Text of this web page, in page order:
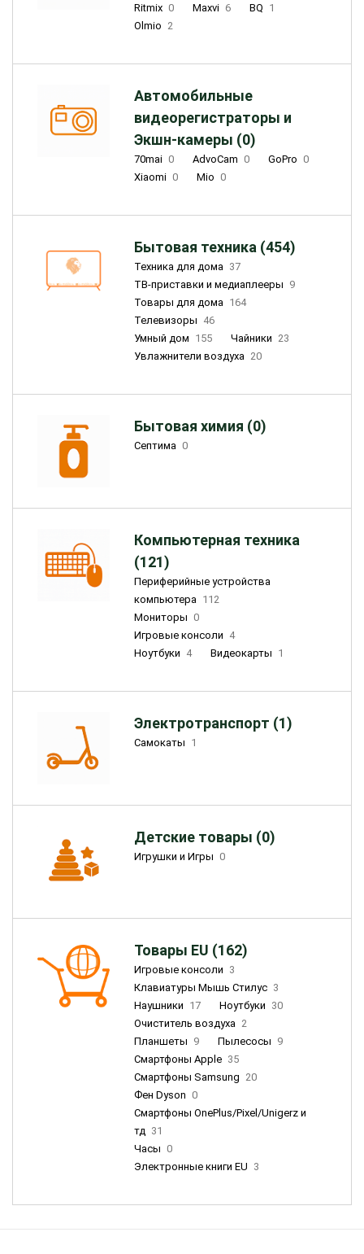
Ritmix 0 Maxvi 6 BQ 1
Olmio 2
Автомобильные
видеорегистраторы и
Экшн-камеры (0)
70mai 0 AdvoCam 0 GoPro 0
Xiaomi 0 Mio 0
Бытовая техника (454)
Техника для дома 37
ТВ-приставки и медиаплееры 9
Товары для дома 164
Телевизоры 46
Умный дом 155 Чайники 23
Увлажнители воздуха 20
Бытовая химия (0)
Септима 0
Компьютерная техника
(121)
Периферийные устройства
компьютера 112
Мониторы 0
Игровые консоли 4
Ноутбуки 4 Видеокарты 1
Электротранспорт (1)
Самокаты 1
Детские товары (0)
Игрушки и Игры 0
Товары EU (162)
Игровые консоли 3
Клавиатуры Мышь Стилус 3
Наушники 17 Ноутбуки 30
Очиститель воздуха 2
Планшеты 9 Пылесосы 9
Смартфоны Apple 35
Смартфоны Samsung 20
Фен Dyson 0
Смартфоны OnePlus/Pixel/Unigerz и
тд 31
Часы 0
Электронные книги EU 3